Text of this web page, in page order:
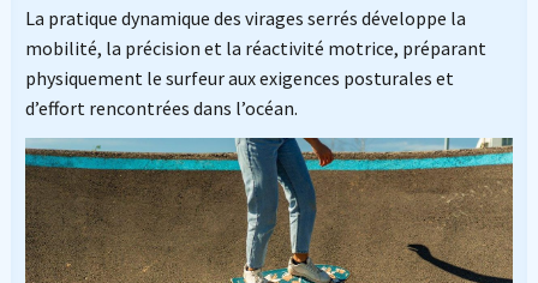
La pratique dynamique des virages serrés développe la
mobilité, la précision et la réactivité motrice, préparant
physiquement le surfeur aux exigences posturales et
d’effort rencontrées dans l’océan.